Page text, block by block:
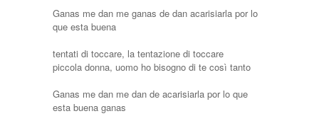
Ganas me dan me ganas de dan acarisiarla por lo
que esta buena
tentati di toccare, la tentazione di toccare
piccola donna, uomo ho bisogno di te così tanto
Ganas me dan me dan de acarisiarla por lo que
esta buena ganas